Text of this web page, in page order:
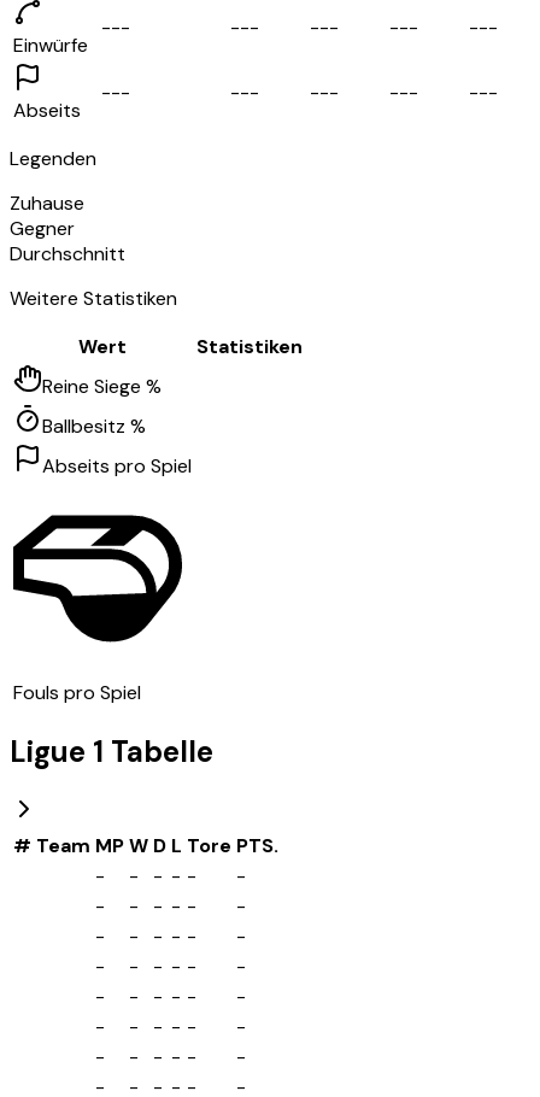
Einwürfe
--- --- --- --- ---
Abseits
--- --- --- --- ---
Legenden
Zuhause
Gegner
Durchschnitt
Weitere Statistiken
Wert
Statistiken
Reine Siege %
Ballbesitz %
Abseits pro Spiel
Fouls pro Spiel
Ligue 1 Tabelle
# Team MPW D L Tore PTS.
-
- - - -
-
-
- - - -
-
-
- - - -
-
-
- - - -
-
-
- - - -
-
-
- - - -
-
-
- - - -
-
-
- - - - -